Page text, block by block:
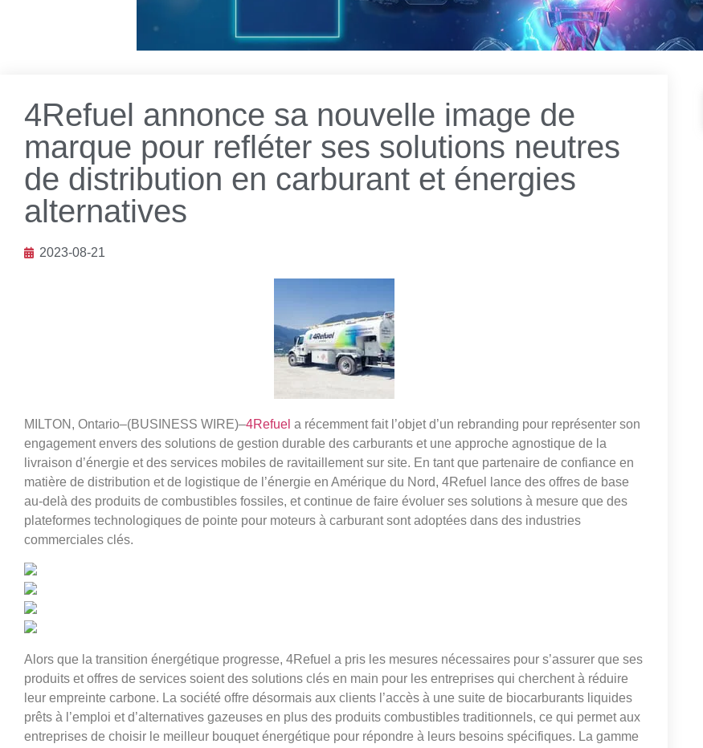
4Refuel annonce sa nouvelle image de
marque pour refléter ses solutions neutres
de distribution en carburant et énergies
alternatives
2023-08-21
MILTON, Ontario–(BUSINESS WIRE)–4Refuel a récemment fait l’objet d’un rebranding pour représenter son
engagement envers des solutions de gestion durable des carburants et une approche agnostique de la
livraison d’énergie et des services mobiles de ravitaillement sur site. En tant que partenaire de confiance en
matière de distribution et de logistique de l’énergie en Amérique du Nord, 4Refuel lance des offres de base
au-delà des produits de combustibles fossiles, et continue de faire évoluer ses solutions à mesure que des
plateformes technologiques de pointe pour moteurs à carburant sont adoptées dans des industries
commerciales clés.
Alors que la transition énergétique progresse, 4Refuel a pris les mesures nécessaires pour s’assurer que ses
produits et offres de services soient des solutions clés en main pour les entreprises qui cherchent à réduire
leur empreinte carbone. La société offre désormais aux clients l’accès à une suite de biocarburants liquides
prêts à l’emploi et d’alternatives gazeuses en plus des produits combustibles traditionnels, ce qui permet aux
entreprises de choisir le meilleur bouquet énergétique pour répondre à leurs besoins spécifiques. La gamme